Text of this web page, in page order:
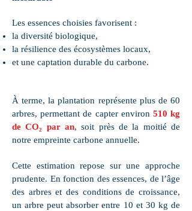
Les essences choisies favorisent :
la diversité biologique,
la résilience des écosystèmes locaux,
et une captation durable du carbone.
À terme, la plantation représente plus de 60
arbres, permettant de capter environ 510 kg
de CO₂ par an, soit près de la moitié de
notre empreinte carbone annuelle.
Cette estimation repose sur une approche
prudente. En fonction des essences, de l’âge
des arbres et des conditions de croissance,
un arbre peut absorber entre 10 et 30 kg de